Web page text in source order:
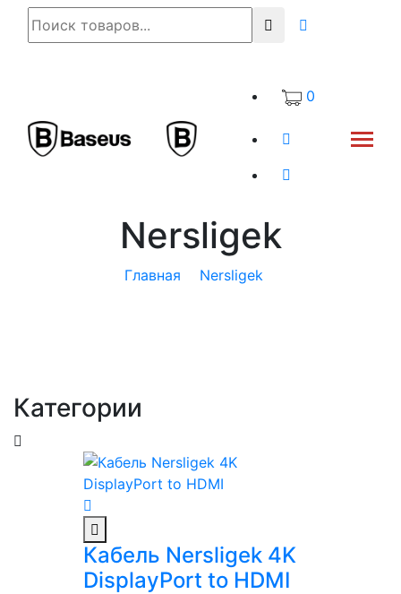
0
Nersligek
Главная Nersligek
Категории
Кабель Nersligek 4K
DisplayPort to HDMI